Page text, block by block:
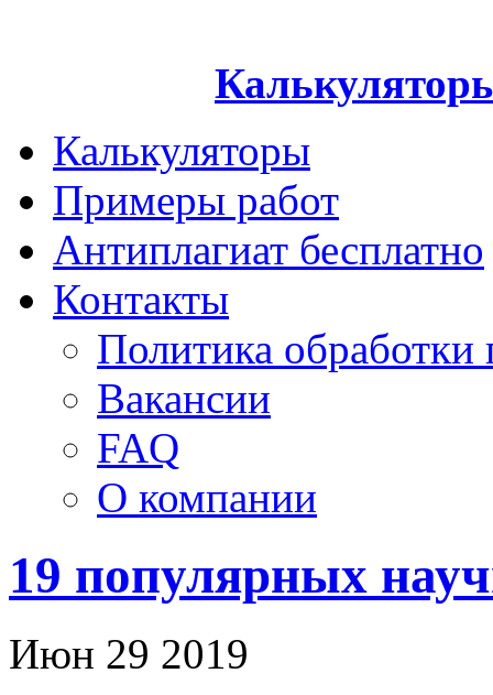
Калькуляторы
Примеры работ
Антиплагиат бесплатно
Контакты
Политика
Вакансии
FAQ
О компании
19 популярных
Июн 29 2019